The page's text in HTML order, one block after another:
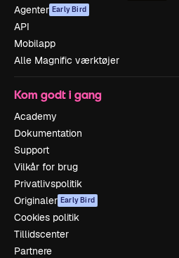
Agenter Early Bird
API
Mobilapp
Alle Magnific værktøjer
Kom godt i gang
Academy
Dokumentation
Support
Vilkår for brug
Privatlivspolitik
Originaler Early Bird
Cookies politik
Tillidscenter
Partnere